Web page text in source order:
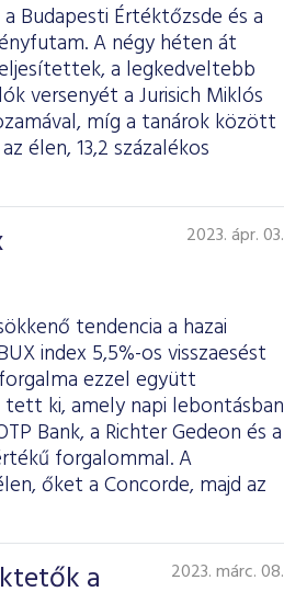
Budapesti Értéktőzsde és a
A négy héten át
a legkedveltebb
versenyét a Jurisich Miklós
míg a tanárok között
élen, 13,2 százalékos
2023. ápr. 03.
tendencia a hazai
index 5,5%-os visszaesést
ezzel együtt
ki, amely napi lebontásban
Bank, a Richter Gedeon és a
forgalommal. A
őket a Concorde, majd az
a
2023. márc. 08.